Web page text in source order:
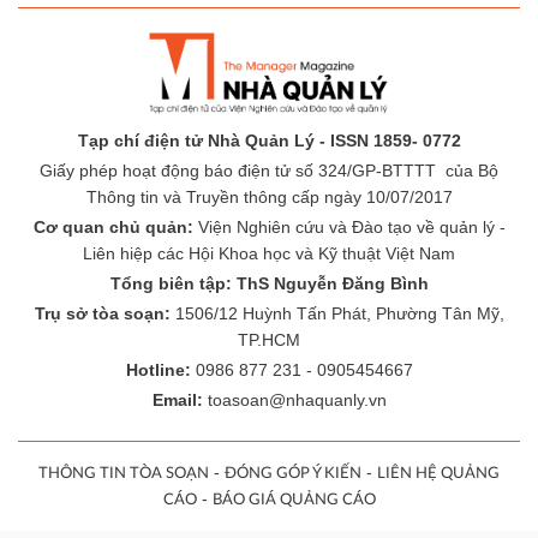
Tạp chí điện tử Nhà Quản Lý - ISSN 1859- 0772
Giấy phép hoạt động báo điện tử số 324/GP-BTTTT của Bộ
Thông tin và Truyền thông cấp ngày 10/07/2017
Cơ quan chủ quản: Viện Nghiên cứu và Đào tạo về quản lý -
Liên hiệp các Hội Khoa học và Kỹ thuật Việt Nam
Tổng biên tập: ThS Nguyễn Đăng Bình
Trụ sở tòa soạn: 1506/12 Huỳnh Tấn Phát, Phường Tân Mỹ,
TP.HCM
Hotline: 0986 877 231 - 0905454667
Email: toasoan@nhaquanly.vn
THÔNG TIN TÒA SOẠN - ĐÓNG GÓP Ý KIẾN - LIÊN HỆ QUẢNG
CÁO- BÁO GIÁ QUẢNG CÁO